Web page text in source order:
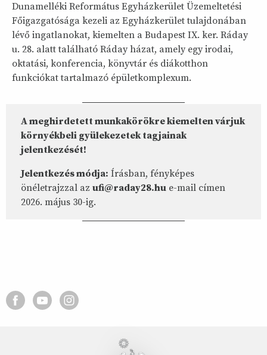
Dunamelléki Református Egyházkerület Üzemeltetési
Főigazgatósága kezeli az Egyházkerület tulajdonában
lévő ingatlanokat, kiemelten a Budapest IX. ker. Ráday
u. 28. alatt található Ráday házat, amely egy irodai,
oktatási, konferencia, könyvtár és diákotthon
funkciókat tartalmazó épületkomplexum.
A meghirdetett munkakörökre kiemelten várjuk
környékbeli gyülekezetek tagjainak
jelentkezését!
Jelentkezés módja: Írásban, fényképes
önéletrajzzal az ufi@raday28.hu e-mail címen
2026. május 30-ig.